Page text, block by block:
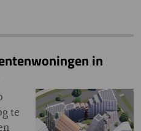
in
te